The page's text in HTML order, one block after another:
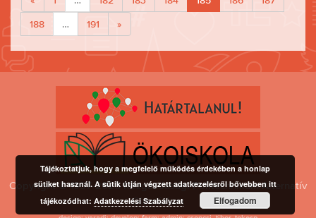
188 … 191 »
Copyright © 1997-2026 Közgazdasági Politechnikum Alternatív
Gimnázium
Tájékoztatjuk, hogy a megfelelő működés érdekében a honlap
sütiket használ. A sütik útján végzett adatkezelésről bővebben itt
tájékozódhat:Adatkezelési Szabályzat Elfogadom